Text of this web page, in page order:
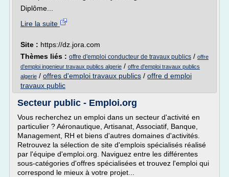
Diplôme...
Lire la suite
Site : https://dz.jora.com
Thèmes liés : offre d'emploi conducteur de travaux publics / offre
d'emploi ingenieur travaux publics algerie / offre d'emploi travaux publics
algerie / offres d'emploi travaux publics / offre d emploi
travaux public
Secteur public - Emploi.org
Vous recherchez un emploi dans un secteur d'activité en
particulier ? Aéronautique, Artisanat, Associatif, Banque,
Management, RH et biens d'autres domaines d'activités.
Retrouvez la sélection de site d'emplois spécialisés réalisé
par l'équipe d'emploi.org. Naviguez entre les différentes
sous-catégories d'offres spécialisées et trouvez l'emploi qui
correspond le mieux à votre projet...